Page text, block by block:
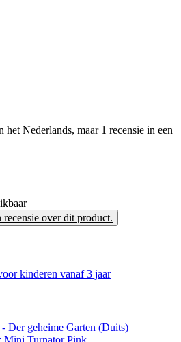
het Nederlands, maar 1 recensie in een
recensie over dit product.
kinderen vanaf 3 jaar
Der geheime Garten (Duits)